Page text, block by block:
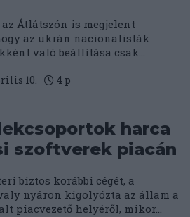
Átlátszón is megjelent
az ukrán nacionalisták
való beállítása csak...
10. 4 p
harca
szoftverek piacán
biztos korábbi cégét, a
nyáron kigolyózta az állam a
piacvezető helyéről, mikor...